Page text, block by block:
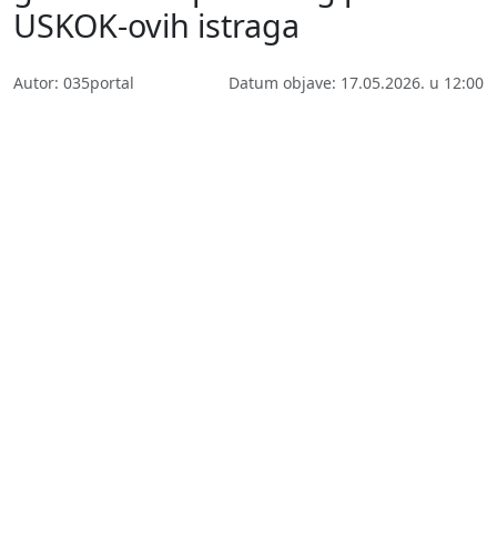
USKOK-ovih istraga
Autor: 035portal Datum objave: 17.05.2026. u 12:00